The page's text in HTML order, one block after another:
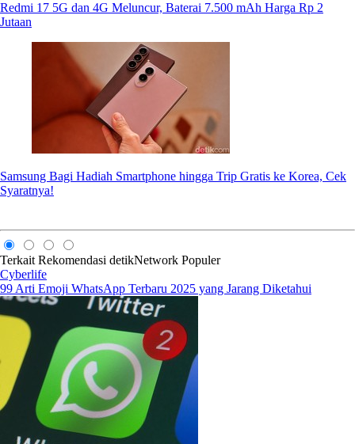
Redmi 17 5G dan 4G Meluncur, Baterai 7.500 mAh Harga Rp 2
Jutaan
Samsung Bagi Hadiah Smartphone hingga Trip Gratis ke Korea, Cek
Syaratnya!
Terkait Rekomendasi detikNetwork Populer
Cyberlife
99 Arti Emoji WhatsApp Terbaru 2025 yang Jarang Diketahui